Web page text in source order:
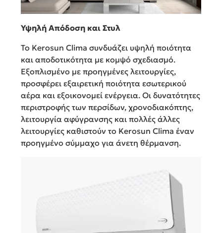
Υψηλή Απόδοση και Στυλ
Το Kerosun Clima συνδυάζει υψηλή ποιότητα
και αποδοτικότητα με κομψό σχεδιασμό.
Εξοπλισμένο με προηγμένες λειτουργίες,
προσφέρει εξαιρετική ποιότητα εσωτερικού
αέρα και εξοικονομεί ενέργεια. Οι δυνατότητες
περιστροφής των περσίδων, χρονοδιακόπτης,
λειτουργία αφύγρανσης και πολλές άλλες
λειτουργίες καθιστούν το Kerosun Clima έναν
προηγμένο σύμμαχο για άνετη θέρμανση.